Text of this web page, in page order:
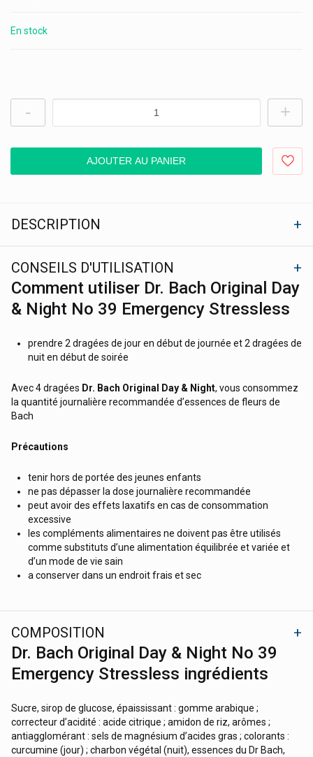
En stock
- +
AJOUTER AU PANIER
DESCRIPTION
CONSEILS D'UTILISATION
Comment utiliser Dr. Bach Original Day
& Night No 39 Emergency Stressless
prendre 2 dragées de jour en début de journée et 2 dragées de
nuit en début de soirée
Avec 4 dragées Dr. Bach Original Day & Night, vous consommez
la quantité journalière recommandée d’essences de fleurs de
Bach
Précautions
tenir hors de portée des jeunes enfants
ne pas dépasser la dose journalière recommandée
peut avoir des effets laxatifs en cas de consommation
excessive
les compléments alimentaires ne doivent pas être utilisés
comme substituts d’une alimentation équilibrée et variée et
d’un mode de vie sain
a conserver dans un endroit frais et sec
COMPOSITION
Dr. Bach Original Day & Night No 39
Emergency Stressless ingrédients
Sucre, sirop de glucose, épaississant : gomme arabique ;
correcteur d’acidité : acide citrique ; amidon de riz, arômes ;
antiagglomérant : sels de magnésium d’acides gras ; colorants :
curcumine (jour) ; charbon végétal (nuit), essences du Dr Bach,